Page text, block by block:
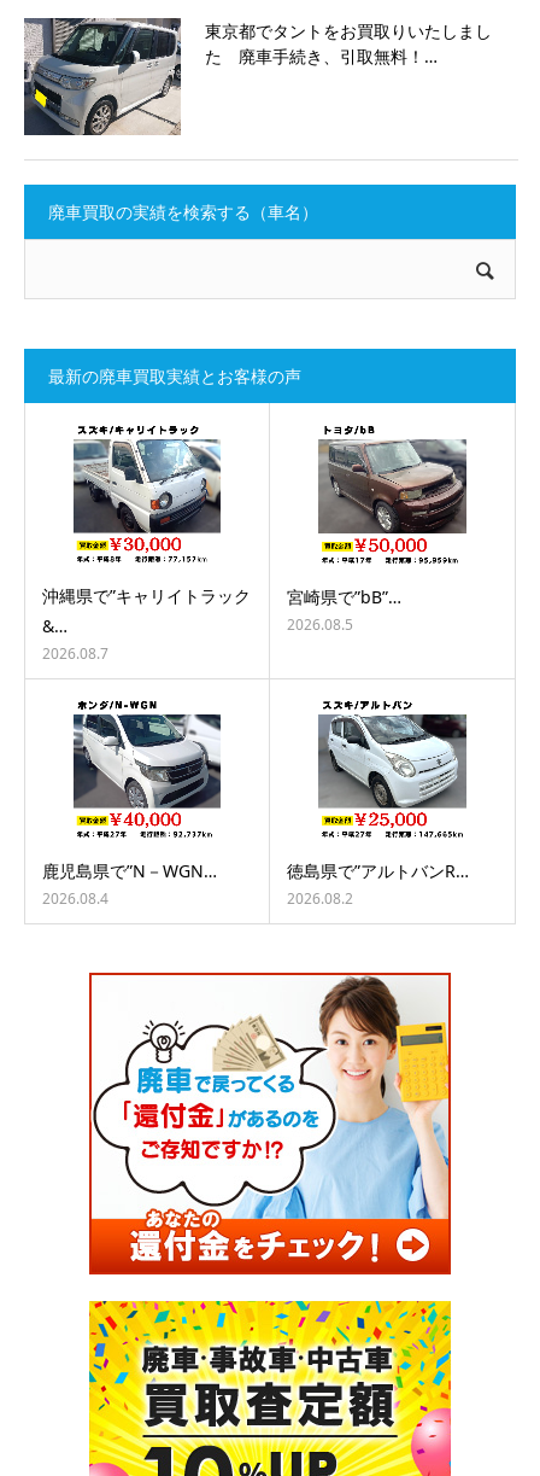
東京都でタントをお買取りいたしまし
た 廃車手続き、引取無料！…
廃車買取の実績を検索する（車名）
最新の廃車買取実績とお客様の声
沖縄県で”キャリイトラック
&…
2026.08.7
宮崎県で”bB”…
2026.08.5
鹿児島県で”N－WGN…
2026.08.4
徳島県で”アルトバンR…
2026.08.2